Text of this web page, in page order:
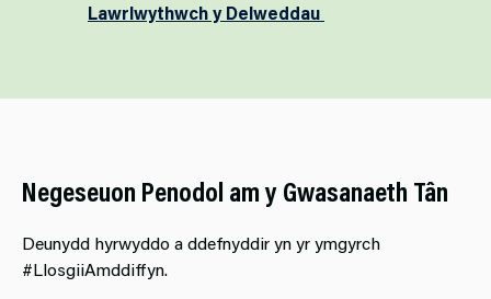
Lawrlwythwch y Delweddau
Negeseuon Penodol am y Gwasanaeth Tân
Deunydd hyrwyddo a ddefnyddir yn yr ymgyrch
#LlosgiiAmddiffyn.